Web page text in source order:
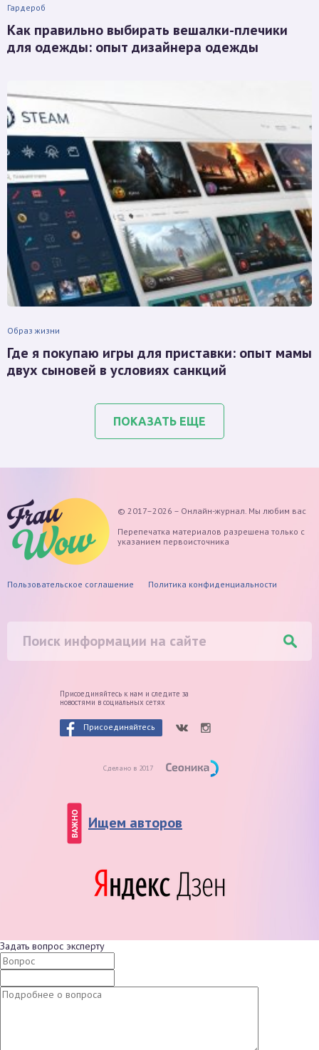
Гардероб
Как правильно выбирать вешалки-плечики
для одежды: опыт дизайнера одежды
Образ жизни
Где я покупаю игры для приставки: опыт мамы
двух сыновей в условиях санкций
ПОКАЗАТЬ ЕЩЕ
© 2017–2026 – Онлайн-журнал. Мы любим вас
Перепечатка материалов разрешена только с
указанием первоисточника
Пользовательское соглашение Политика конфиденциальности
Присоединяйтесь к нам и следите за
новостями в социальных сетях
Присоединяйтесь
Сделано в 2017
ВАЖНО Ищем авторов
Задать вопрос эксперту